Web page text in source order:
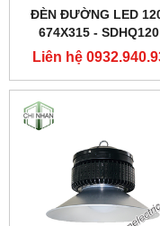
ĐÈN ĐƯỜNG LED
674X315 -
DUHAL
Liên hệ